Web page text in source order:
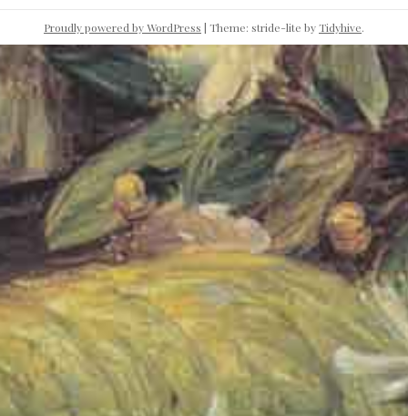
Proudly powered by WordPress | Theme: stride-lite byTidyhive.